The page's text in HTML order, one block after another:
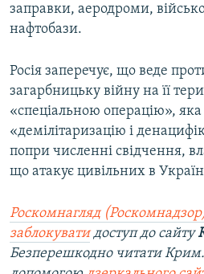
заправки, аеродроми,
нафтобази.
Росія заперечує, що веде
загарбницьку війну на її
«спеціальною операцію»,
«демілітаризацію і
попри численні свідчення,
що атакує цивільних в
Роскомнагляд
заблокуватидоступ до сайту
Безперешкодно читати